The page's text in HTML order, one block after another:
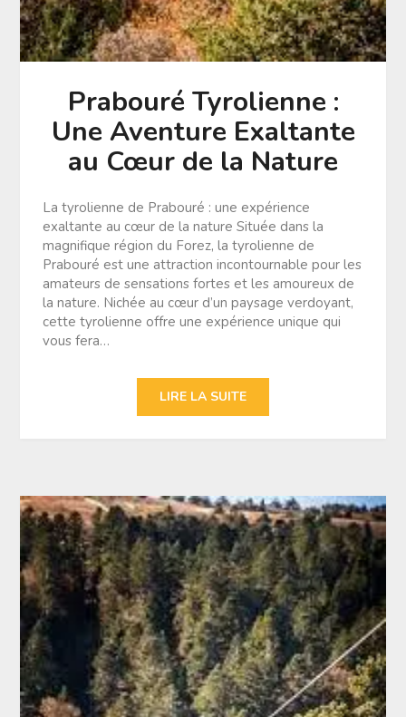
Prabouré Tyrolienne :
Une Aventure Exaltante
au Cœur de la Nature
La tyrolienne de Prabouré : une expérience
exaltante au cœur de la nature Située dans la
magnifique région du Forez, la tyrolienne de
Prabouré est une attraction incontournable pour les
amateurs de sensations fortes et les amoureux de
la nature. Nichée au cœur d’un paysage verdoyant,
cette tyrolienne offre une expérience unique qui
vous fera…
LIRE LA SUITE